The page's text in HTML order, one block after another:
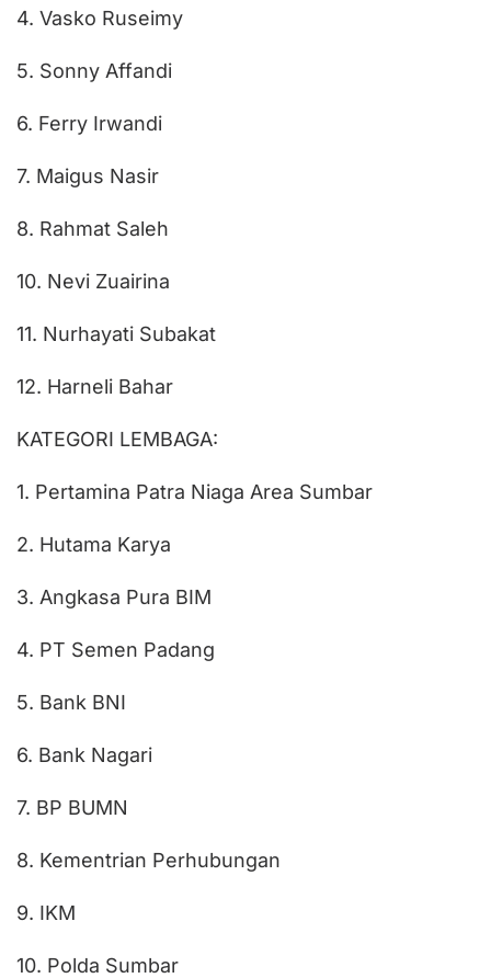
4. Vasko Ruseimy
5. Sonny Affandi
6. Ferry Irwandi
7. Maigus Nasir
8. Rahmat Saleh
10. Nevi Zuairina
11. Nurhayati Subakat
12. Harneli Bahar
KATEGORI LEMBAGA:
1. Pertamina Patra Niaga Area Sumbar
2. Hutama Karya
3. Angkasa Pura BIM
4. PT Semen Padang
5. Bank BNI
6. Bank Nagari
7. BP BUMN
8. Kementrian Perhubungan
9. IKM
10. Polda Sumbar